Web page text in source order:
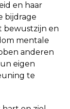
en haar
bijdrage
bewustzijn en
mentale
anderen
eigen
te